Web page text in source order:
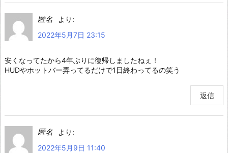
匿名
より:
2022年5月7日 23:15
安くなってたから4年ぶりに復帰しましたねぇ！
HUDやホットバー弄ってるだけで1日終わってるの笑う
返信
匿名
より:
2022年5月9日 11:40